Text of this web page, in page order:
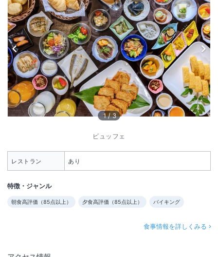
1 /3
ビュッフェ
レストラン あり
特徴・ジャンル
朝食高評価（85点以上） 夕食高評価（85点以上） バイキング
食事情報を詳しくみる